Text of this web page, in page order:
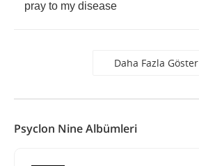
pray to my disease
Daha Fazla Göster
Psyclon Nine Albümleri